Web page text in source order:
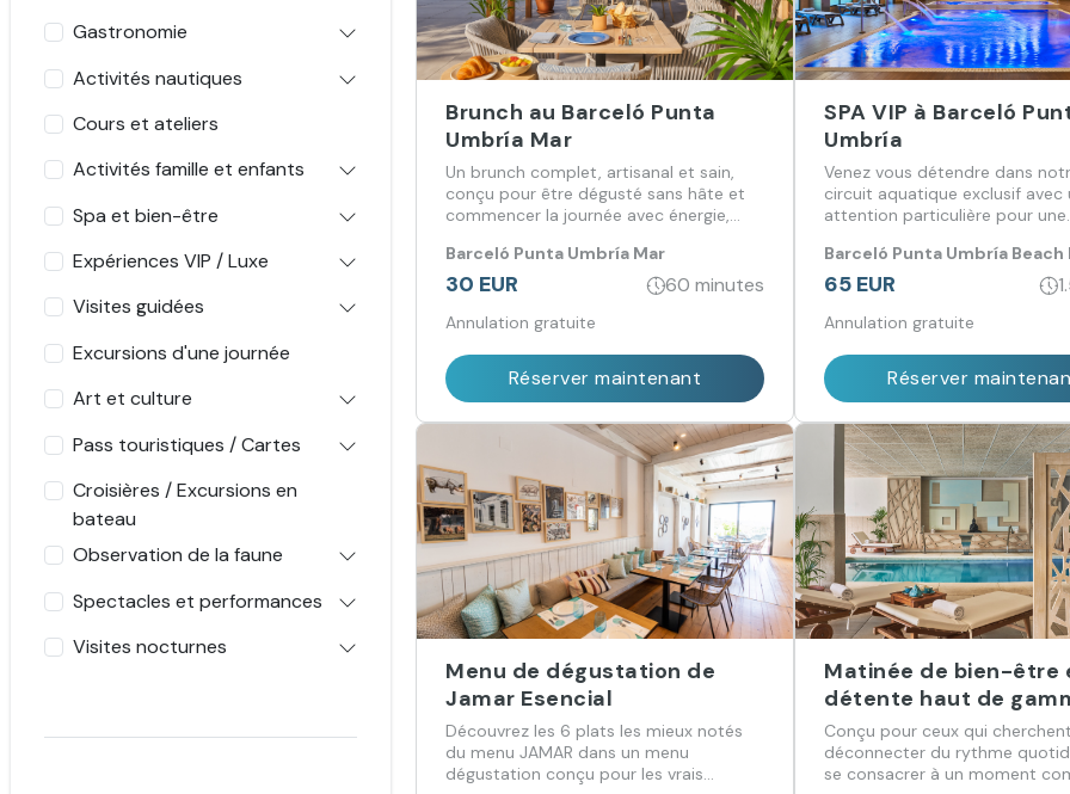
Gastronomie
Activités nautiques
Cours et ateliers
Activités famille et enfants
Spa et bien-être
Expériences VIP / Luxe
Visites guidées
Excursions d'une journée
Art et culture
Pass touristiques / Cartes
Croisières / Excursions en
bateau
Observation de la faune
Spectacles et performances
Visites nocturnes
Brunch au Barceló Punta
Umbría Mar
Un brunch complet, artisanal et sain,
conçu pour être dégusté sans hâte et
commencer la journée avec énergie,
Barceló Punta Umbría Mar
30 EUR 60 minutes
Annulation gratuite
Réserver maintenant
SPA VIP à Barceló
Umbría
Venez vous détendre dans
circuit aquatique exclusif avec
attention particulière pour une
Barceló Punta Umbría Beach
65 EUR
Annulation gratuite
Réserver
Menu de dégustation de
Jamar Esencial
Découvrez les 6 plats les mieux notés
du menu JAMAR dans un menu
dégustation conçu pour les vrais
Matinée de bien-être
détente haut de
Conçu pour ceux qui
déconnecter du rythme
se consacrer à un moment